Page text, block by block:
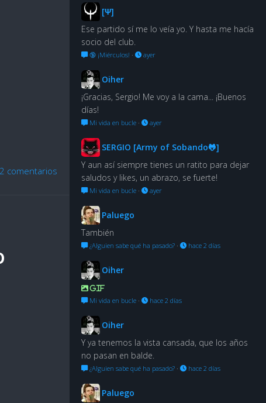
2 comentarios
[Ψ]
Ese partido sí me lo veía yo. Y hasta me hacía
socio del club.
🔞 ¡Miérculos! · ayer
Oiher
¡Gracias, Sergio! Me voy a la cama... ¡Buenos
días!
Mi vida en bucle · ayer
SERGIO [Army of Sobando🐸]
Y aun así siempre tienes un ratito para dejar
saludos y likes, un abrazo, se fuerte!
Mi vida en bucle · ayer
Paluego
También
¿Alguien sabe qué ha pasado? · hace 2 días
Oiher
GIF
Mi vida en bucle · hace 2 días
Oiher
Y ya tenemos la vista cansada, que los años
no pasan en balde.
¿Alguien sabe qué ha pasado? · hace 2 días
Paluego